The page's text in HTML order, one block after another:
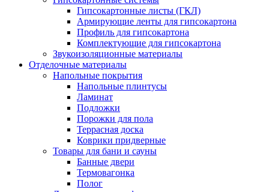
Гипсокартонные листы (ГКЛ)
Армирующие ленты для гипсокартона
Профиль для гипсокартона
Комплектующие для гипсокартона
Звукоизоляционные материалы
Отделочные материалы
Напольные покрытия
Напольные плинтусы
Ламинат
Подложки
Порожки для пола
Террасная доска
Коврики придверные
Товары для бани и сауны
Банные двери
Термовагонка
Полог